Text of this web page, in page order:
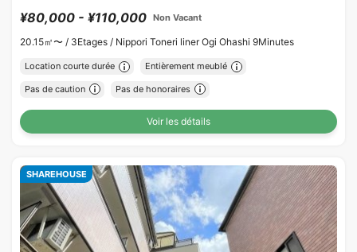
¥80,000 - ¥110,000 Non Vacant
20.15㎡〜 / 3Etages / Nippori Toneri liner Ogi Ohashi 9Minutes
Location courte durée Entièrement meublé
Pas de caution Pas de honoraires
Voir les détails
SHAREHOUSE